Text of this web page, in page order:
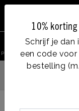
10%
Schrijf je dan
een code voor
bestelling
product zoeken Account